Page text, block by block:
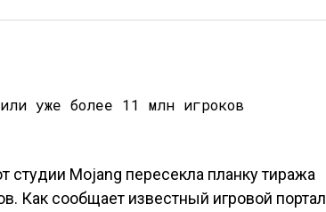
студии Mojang пересекла планку тиража
Как сообщает известный игровой портал